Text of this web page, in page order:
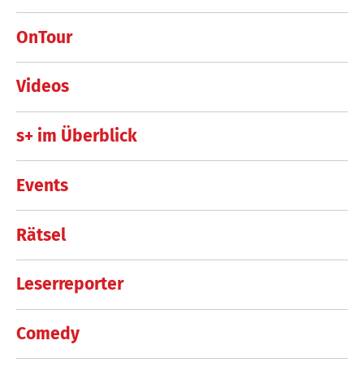
OnTour
Videos
s+ im Überblick
Events
Rätsel
Leserreporter
Comedy